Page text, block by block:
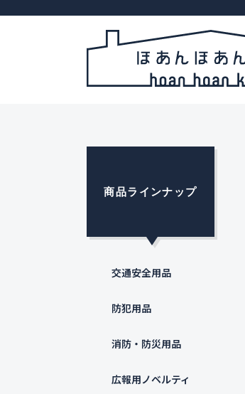
商品ラインナップ
交通安全用品
防犯用品
消防・防災用品
広報用ノベルティ